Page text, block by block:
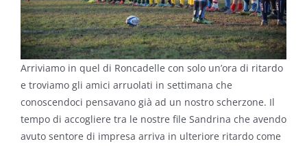
Arriviamo in quel di Roncadelle con solo un’ora di ritardo
e troviamo gli amici arruolati in settimana che
conoscendoci pensavano già ad un nostro scherzone. Il
tempo di accogliere tra le nostre file Sandrina che avendo
avuto sentore di impresa arriva in ulteriore ritardo come